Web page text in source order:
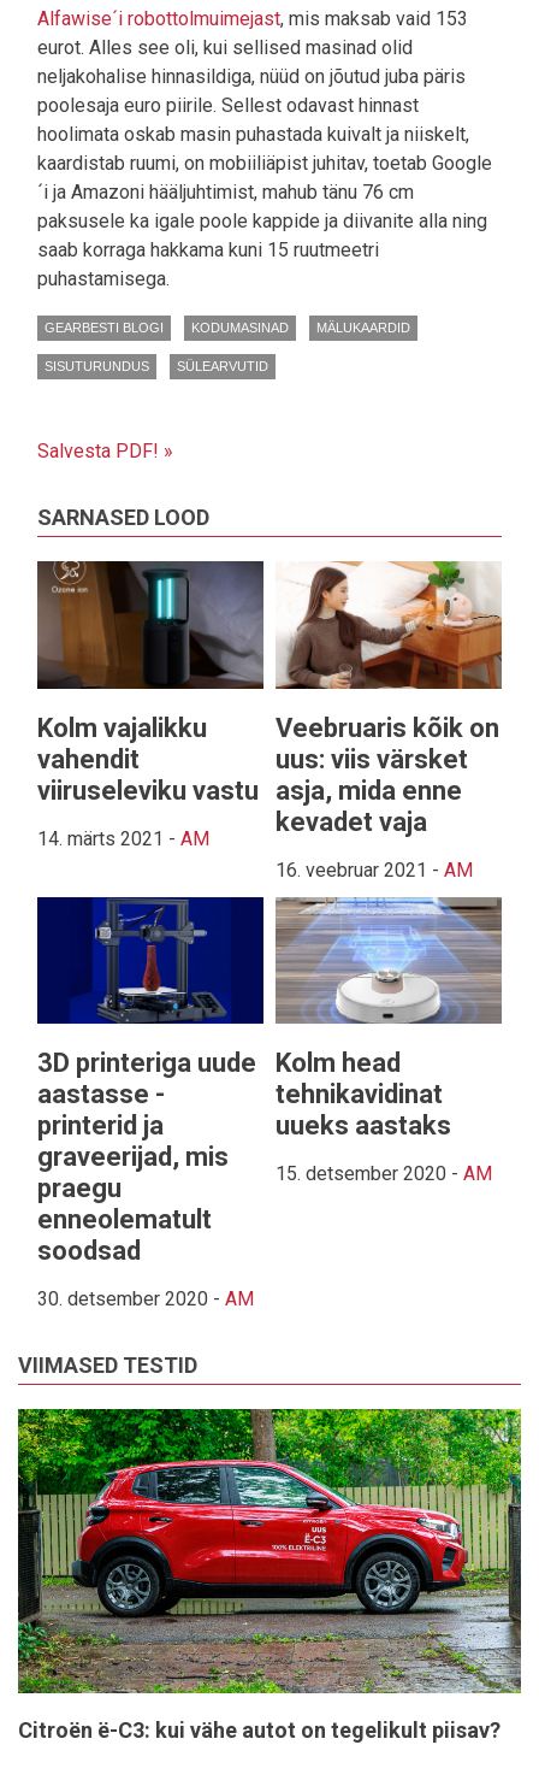
Alfawise´i robottolmuimejast, mis maksab vaid 153
eurot. Alles see oli, kui sellised masinad olid
neljakohalise hinnasildiga, nüüd on jõutud juba päris
poolesaja euro piirile. Sellest odavast hinnast
hoolimata oskab masin puhastada kuivalt ja niiskelt,
kaardistab ruumi, on mobiiliäpist juhitav, toetab Google
´i ja Amazoni hääljuhtimist, mahub tänu 76 cm
paksusele ka igale poole kappide ja diivanite alla ning
saab korraga hakkama kuni 15 ruutmeetri
puhastamisega.
GEARBESTI BLOGI KODUMASINAD MÄLUKAARDID
SISUTURUNDUS SÜLEARVUTID
Salvesta PDF! »
SARNASED LOOD
Kolm vajalikku
vahendit
viiruseleviku vastu
14. märts 2021 - AM
Veebruaris kõik on
uus: viis värsket
asja, mida enne
kevadet vaja
16. veebruar 2021 - AM
3D printeriga uude
aastasse -
printerid ja
graveerijad, mis
praegu
enneolematult
soodsad
30. detsember 2020 - AM
Kolm head
tehnikavidinat
uueks aastaks
15. detsember 2020 - AM
VIIMASED TESTID
Citroën ë-C3: kui vähe autot on tegelikult piisav?